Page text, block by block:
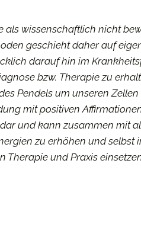
als wissenschaftlich nicht
geschieht daher auf
darauf hin im
bzw. Therapie zu
Pendels um unseren
mit positiven
und kann zusammen mit
zu erhöhen und
Therapie und Praxis